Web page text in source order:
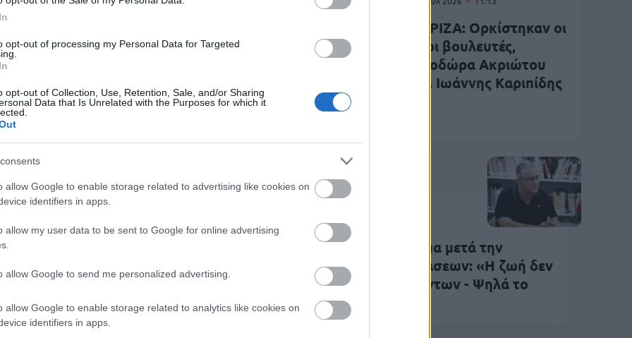
opt-out of processing my Personal Data for Targeted
opt-out of Collection, Use, Retention, Sale, and/or Sharing
Data that Is Unrelated with the Purposes for which it
allow Google to enable storage related to advertising like cookies on
identifiers in apps.
allow my user data to be sent to Google for online advertising
allow Google to send me personalized advertising.
allow Google to enable storage related to analytics like cookies on
identifiers in apps.
στην
Αριστερή
Τσίπρα
Αναθεώρηση: Σήμερα
η κρίσιμη ψηφοφορία
άρθρα που προτείνει η
ΣΥΡΙΖΑ: Ορκίστηκαν οι
νέοι βουλευτές,
Θεοδώρα Ακριώτου
και Ιωάννης Καριπίδης
Πολιτική
Δεν θα γίνουν εκλογές
το αποτέλεσμα»
Πολιτική
Μήνυμα Κουτσούμπα μετά την
ανακοίνωση των βάσεων: «Η ζωή δεν
είναι λίστα επιτυχόντων - Ψηλά το
κεφάλι»